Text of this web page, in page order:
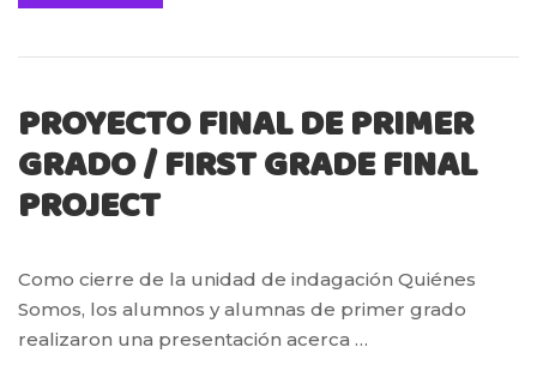
PROYECTO FINAL DE PRIMER
GRADO / FIRST GRADE FINAL
PROJECT
Como cierre de la unidad de indagación Quiénes
Somos, los alumnos y alumnas de primer grado
realizaron una presentación acerca …